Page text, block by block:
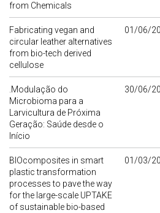
from Chemicals
Fabricating vegan and
circular leather alternatives
from bio-tech derived
cellulose
01/06/
.Modulação do
Microbioma para a
Larvicultura de Próxima
Geração: Saúde desde o
Início
30/06/
BIOcomposites in smart
plastic transformation
processes to pave the way
for the large-scale UPTAKE
of sustainable bio-based
01/03/